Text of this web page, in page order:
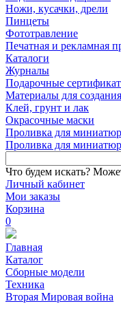
Ножи, кусачки, дрели
Пинцеты
Фототравление
Печатная и рекламная
Каталоги
Журналы
Подарочные
Материалы для
Клей, грунт и лак
Окрасочные маски
Проливка для
Проливка для
Что будем искать?
Личный кабинет
Мои заказы
Корзина
0
Главная
Каталог
Сборные модели
Техника
Вторая Мировая война